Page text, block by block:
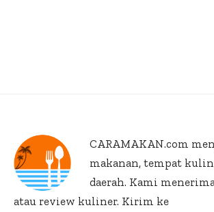
CARAMAKAN.com
makanan, tempat
daerah. Kami
atau review kuliner. Kirim ke